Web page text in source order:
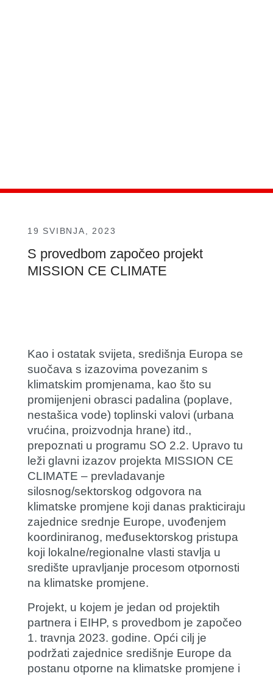
19 SVIBNJA, 2023
S provedbom započeo projekt
MISSION CE CLIMATE
Kao i ostatak svijeta, središnja Europa se
suočava s izazovima povezanim s
klimatskim promjenama, kao što su
promijenjeni obrasci padalina (poplave,
nestašica vode) toplinski valovi (urbana
vrućina, proizvodnja hrane) itd.,
prepoznati u programu SO 2.2. Upravo tu
leži glavni izazov projekta MISSION CE
CLIMATE – prevladavanje
silosnog/sektorskog odgovora na
klimatske promjene koji danas prakticiraju
zajednice srednje Europe, uvođenjem
koordiniranog, međusektorskog pristupa
koji lokalne/regionalne vlasti stavlja u
središte upravljanje procesom otpornosti
na klimatske promjene.
Projekt, u kojem je jedan od projektih
partnera i EIHP, s provedbom je započeo
1. travnja 2023. godine. Opći cilj je
podržati zajednice središnje Europe da
postanu otporne na klimatske promjene i